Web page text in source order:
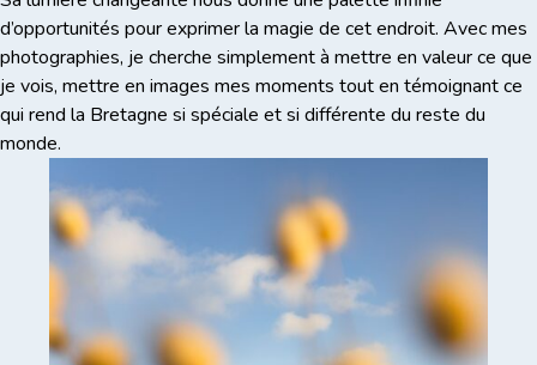
d’opportunités pour exprimer la magie de cet endroit. Avec mes
photographies, je cherche simplement à mettre en valeur ce que
je vois, mettre en images mes moments tout en témoignant ce
qui rend la Bretagne si spéciale et si différente du reste du
monde.